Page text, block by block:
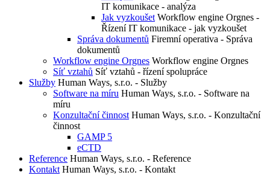
IT komunikace - analýza
Jak vyzkoušet Workflow engine Orgnes -
Řízení IT komunikace - jak vyzkoušet
Správa dokumentů Firemní operativa - Správa
dokumentů
Workflow engine Orgnes Workflow engine Orgnes
Síť vztahů Síť vztahů - řízení spolupráce
Služby Human Ways, s.r.o. - Služby
Software na míru Human Ways, s.r.o. - Software na
míru
Konzultační činnost Human Ways, s.r.o. - Konzultační
činnost
GAMP 5
eCTD
Reference Human Ways, s.r.o. - Reference
Kontakt Human Ways, s.r.o. - Kontakt